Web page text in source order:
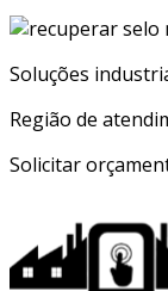
Soluções
Região de
Solicitar